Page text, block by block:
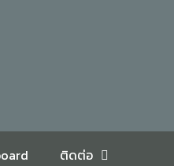
ติดต่อ